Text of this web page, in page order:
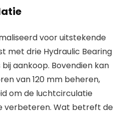
voor uitstekende
met drie Hydraulic Bearing
bij aankoop. Bovendien kan
van 120 mm beheren,
om de luchtcirculatie
verbeteren. Wat betreft de